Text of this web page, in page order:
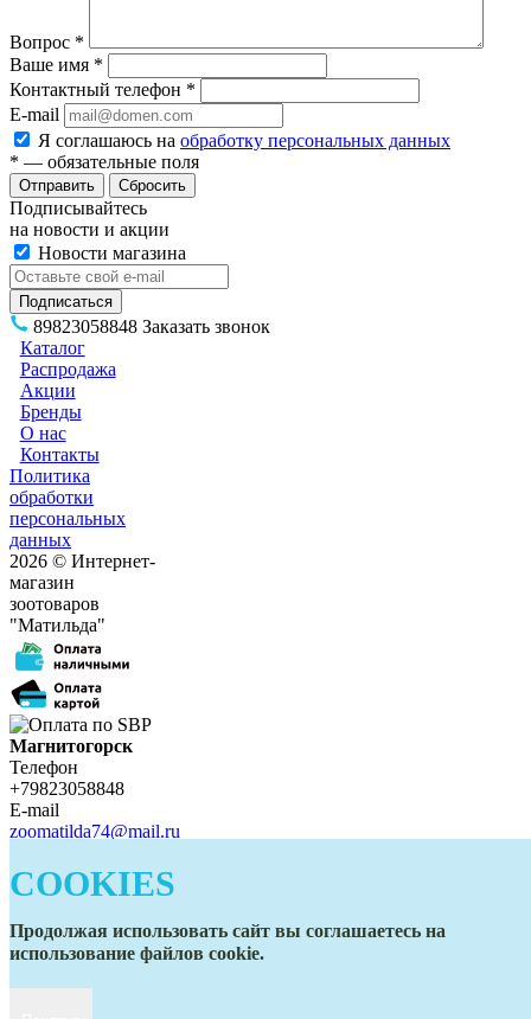
Вопрос *
Ваше имя *
Контактный телефон *
E-mail
Я соглашаюсь на обработку персональных данных
* — обязательные поля
Сбросить
Подписывайтесь
на новости и акции
Новости магазина
89823058848 Заказать звонок
Каталог
Распродажа
Акции
Бренды
О нас
Контакты
Политика
обработки
персональных
данных
2026 © Интернет-
магазин
зоотоваров
"Матильда"
Магнитогорск
Телефон
+79823058848
E-mail
zoomatilda74@mail.ru
Телефон
+79823058848
zoomatilda74@mail.ru
COOKIES
Продолжая использовать сайт вы соглашаетесь на
использование файлов cookie.